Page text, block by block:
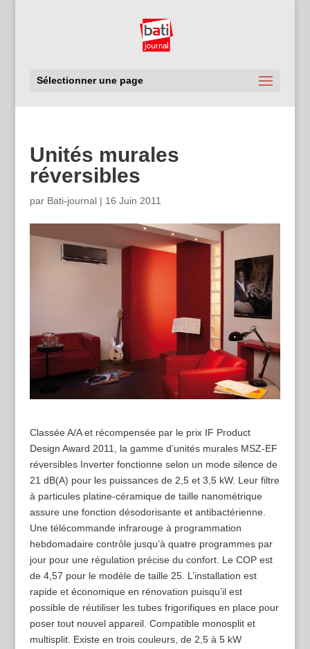
Sélectionner une page
Unités murales
réversibles
par Bati-journal| 16 Juin 2011
Classée A/A et récompensée par le prix IF Product
Design Award 2011, la gamme d’unités murales MSZ-EF
réversibles Inverter fonctionne selon un mode silence de
21 dB(A) pour les puissances de 2,5 et 3,5 kW. Leur filtre
à particules platine-céramique de taille nanométrique
assure une fonction désodorisante et antibactérienne.
Une télécommande infrarouge à programmation
hebdomadaire contrôle jusqu’à quatre programmes par
jour pour une régulation précise du confort. Le COP est
de 4,57 pour le modèle de taille 25. L’installation est
rapide et économique en rénovation puisqu’il est
possible de réutiliser les tubes frigorifiques en place pour
poser tout nouvel appareil. Compatible monosplit et
multisplit. Existe en trois couleurs, de 2,5 à 5 kW